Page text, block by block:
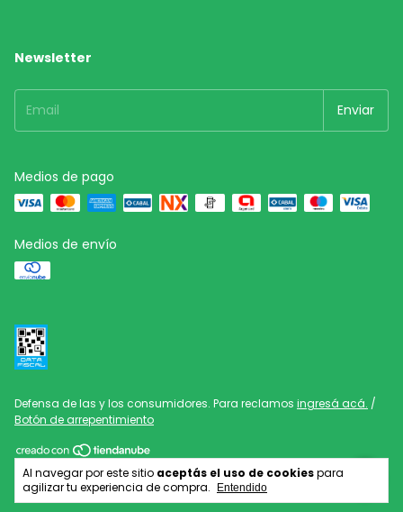
Al navegar por este sitio aceptás el uso de cookiespara
agilizar tu experiencia de compra.
Entendido
Newsletter
Medios de pago
Medios de envío
Defensa de las y los consumidores. Para reclamos ingresá acá. /
Botón de arrepentimiento
Copyright Bazar Celta - 2026. Todos los derechos reservados.